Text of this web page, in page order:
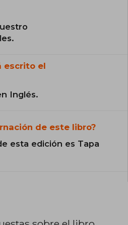
escrito el
Inglés.
de este libro?
esta edición es Tapa